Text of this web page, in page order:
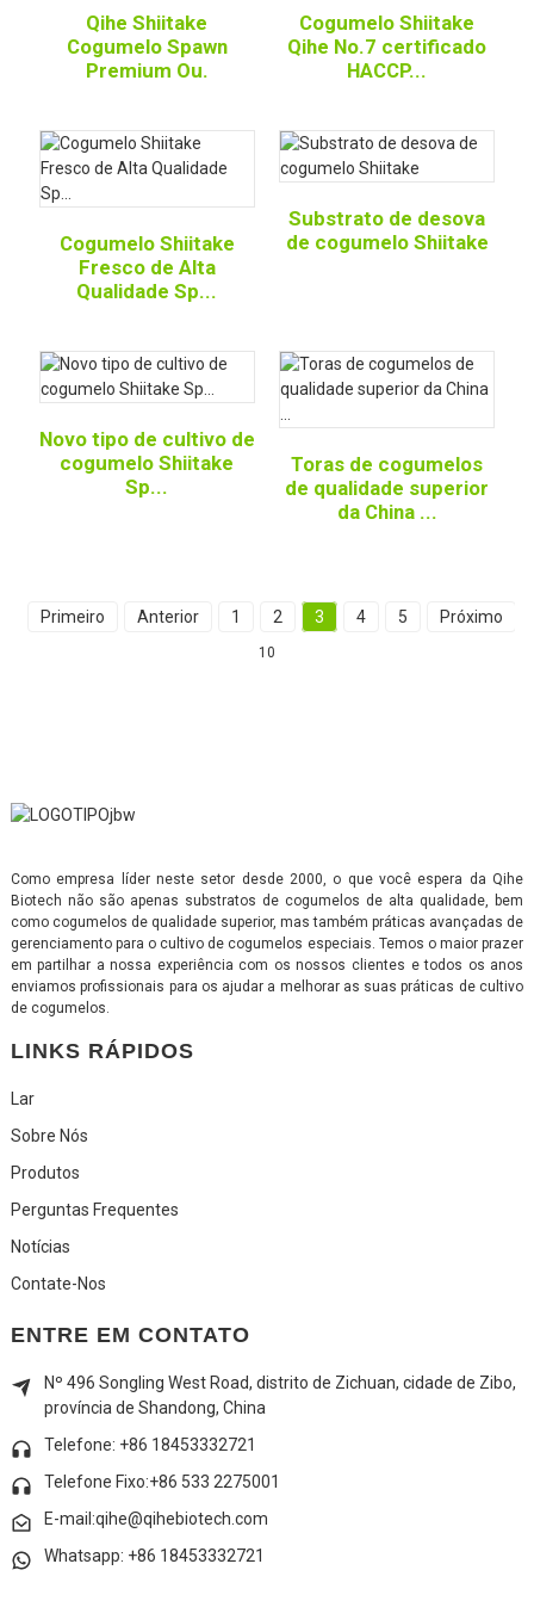
Qihe Shiitake
Cogumelo Spawn
Premium Ou.
Cogumelo Shiitake
Qihe No.7 certificado
HACCP...
Cogumelo Shiitake
Fresco de Alta
Qualidade Sp...
Substrato de desova
de cogumelo Shiitake
Novo tipo de cultivo de
cogumelo Shiitake
Sp...
Toras de cogumelos
de qualidade superior
da China ...
Primeiro Anterior 1 2 3 4 5 Próximo
10
Como empresa líder neste setor desde 2000, o que você espera da Qihe
Biotech não são apenas substratos de cogumelos de alta qualidade, bem
como cogumelos de qualidade superior, mas também práticas avançadas de
gerenciamento para o cultivo de cogumelos especiais. Temos o maior prazer
em partilhar a nossa experiência com os nossos clientes e todos os anos
enviamos profissionais para os ajudar a melhorar as suas práticas de cultivo
de cogumelos.
LINKS RÁPIDOS
Lar
Sobre Nós
Produtos
Perguntas Frequentes
Notícias
Contate-Nos
ENTRE EM CONTATO
Nº 496 Songling West Road, distrito de Zichuan, cidade de Zibo,
província de Shandong, China
Telefone: +86 18453332721
Telefone Fixo:+86 533 2275001
E-mail:qihe@qihebiotech.com
Whatsapp: +86 18453332721